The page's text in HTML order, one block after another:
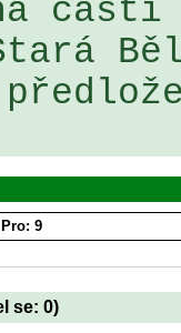
Pro: 9
se: 0)